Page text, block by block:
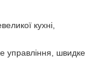
кухні,
управління, швидке